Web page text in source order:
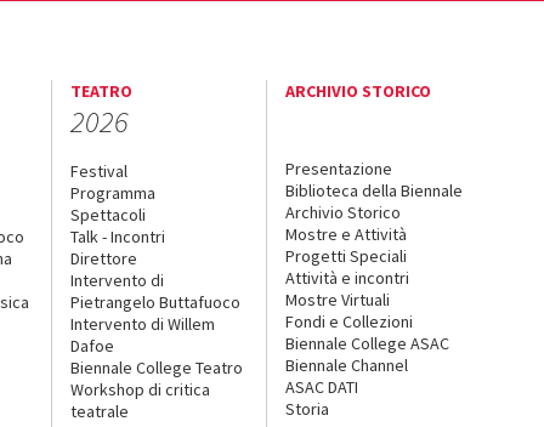
TEATRO
2026
Festival
Programma
Spettacoli
Talk - Incontri
Direttore
Intervento di
Pietrangelo Buttafuoco
Intervento di Willem
Dafoe
Biennale College Teatro
Workshop di critica
teatrale
ARCHIVIO STORICO
Presentazione
Biblioteca della Biennale
Archivio Storico
Mostre e Attività
Progetti Speciali
Attività e incontri
Mostre Virtuali
Fondi e Collezioni
Biennale College ASAC
Biennale Channel
ASAC DATI
Storia